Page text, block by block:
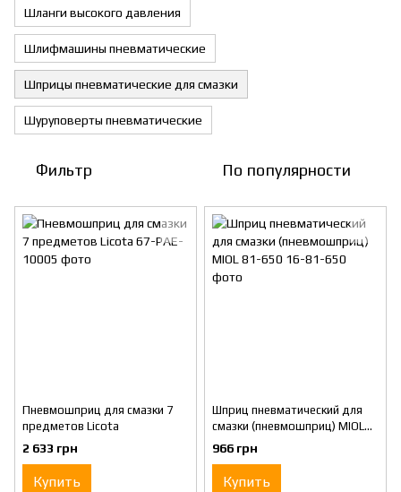
Шланги высокого давления
Шлифмашины пневматические
Шприцы пневматические для смазки
Шуруповерты пневматические
Фильтр По популярности
Пневмошприц для смазки 7
предметов Licota
2 633 грн
Купить
Шприц пневматический для
смазки (пневмошприц) MIOL
81-650
966 грн
Купить